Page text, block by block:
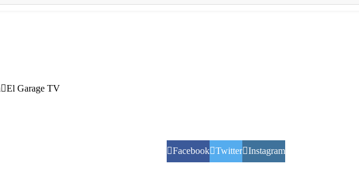
El Garage TV
Facebook Twitter Instagram